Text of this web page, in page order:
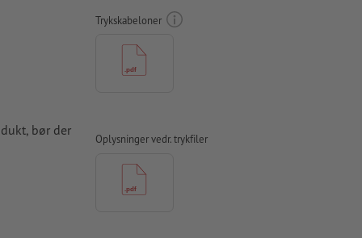
bør der
Trykskabeloner
Oplysninger vedr. trykfiler